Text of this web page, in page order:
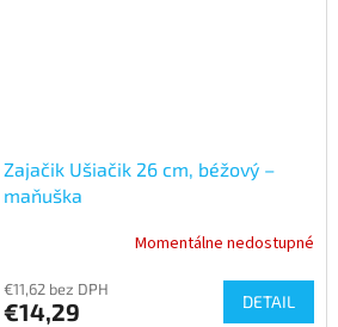
Zajačik Ušiačik 26 cm, béžový –
maňuška
Momentálne nedostupné
€11,62 bez DPH
€14,29 DETAIL